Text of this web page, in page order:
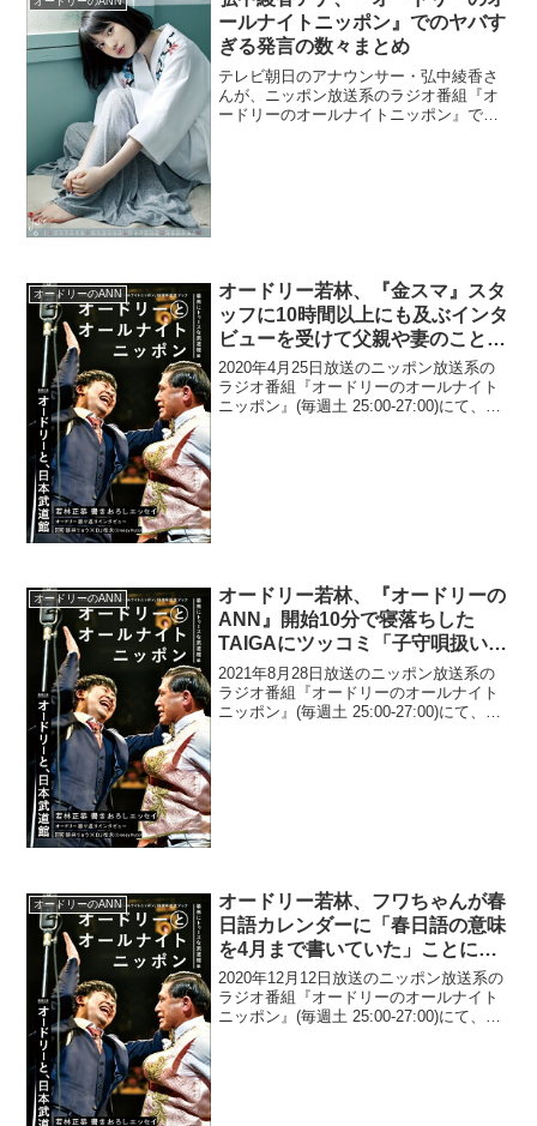
ールナイトニッポン』でのヤバす
ぎる発言の数々まとめ
テレビ朝日のアナウンサー・弘中綾香さ
んが、ニッポン放送系のラジオ番組『オ
ードリーのオールナイトニッポン』で語
オードリーのANN
オードリー若林、『金スマ』スタ
ッフに10時間以上にも及ぶインタ
ビューを受けて父親や妻のことを
「ついつい喋っちゃった」と告白
「最初はガード固めてたんだけ
ど…」
2020年4月25日放送のニッポン放送系の
ラジオ番組『オードリーのオールナイト
ニッポン』(毎週土 25:00-27:00)にて、お
オードリーのANN
オードリー若林、『オードリーの
ANN』開始10分で寝落ちした
TAIGAにツッコミ「子守唄扱いし
てんじゃねぇぞ。業界視聴率高ぇ
んだぞ、このラジオ(笑)」
2021年8月28日放送のニッポン放送系の
ラジオ番組『オードリーのオールナイト
ニッポン』(毎週土 25:00-27:00)にて、お
オードリーのANN
オードリー若林、フワちゃんが春
日語カレンダーに「春日語の意味
を4月まで書いていた」ことに驚
く「そんなのよく4月まで書いた
な」
2020年12月12日放送のニッポン放送系の
ラジオ番組『オードリーのオールナイト
ニッポン』(毎週土 25:00-27:00)にて、お